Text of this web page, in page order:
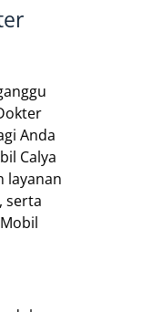
Anda
Calya
layanan
serta